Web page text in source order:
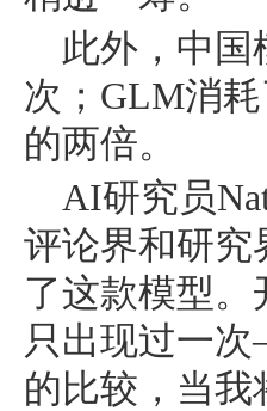
此外，中国
次；GLM消耗
的两倍。
AI研究员
评论界和研究
了这款模型
只出现过一
的比较，当我